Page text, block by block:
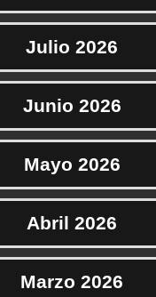
Julio 2026
Junio 2026
Mayo 2026
Abril 2026
Marzo 2026